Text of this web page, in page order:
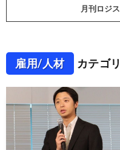
月刊ロジ
雇用/人材 カテゴ